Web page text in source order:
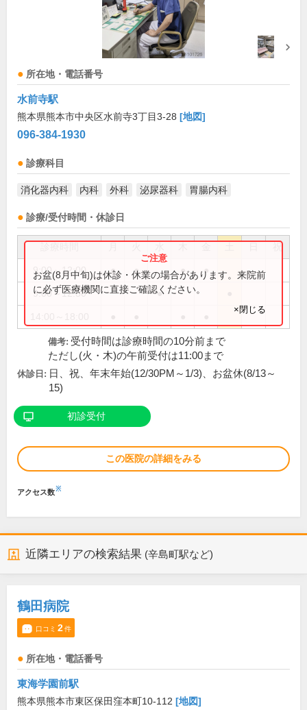
所在地・電話番号
水前寺駅
熊本県熊本市中央区水前寺3丁目3-28 [地図]
096-384-1930
診療科目
消化器内科 内科 外科 泌尿器科 胃腸内科
診療/受付時間・休診日
祝
9:00～12:00 ● ● ● ●
9:00～12:30 ●
お盆(8月中旬)は休診・休業の場合があります。来院前
に必ず医療機関に直接ご確認ください。
×閉じる
備考: 受付時間は診療時間の10分前まで
ただし(火・木)の午前受付は11:00まで
休診日: 日、祝、年末年始(12/30PM～1/3)、お盆休(8/13～
15)
初診受付
この医院の詳細をみる
アクセス数※
近隣エリアの検索結果 (辛島町駅など)
鶴田病院
口コミ 2件
所在地・電話番号
東海学園前駅
熊本県熊本市東区保田窪本町10-112 [地図]